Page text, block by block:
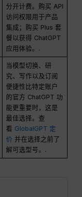
分开计费。购买 API
访问权限用于产品
集成；购买 Plus 套
餐以获得 ChatGPT
应用体验。.
当模型切换、研
究、写作以及订阅
便捷性比特定账户
的官方 ChatGPT 功
能更重要时，这是
最佳选择。查
看 GlobalGPT 定
价 并在选择之前了
解可选型号。.